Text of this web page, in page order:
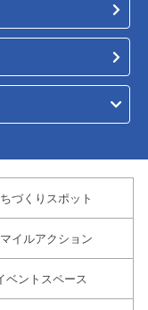
づくりスポット
イルアクション
ベントスペース